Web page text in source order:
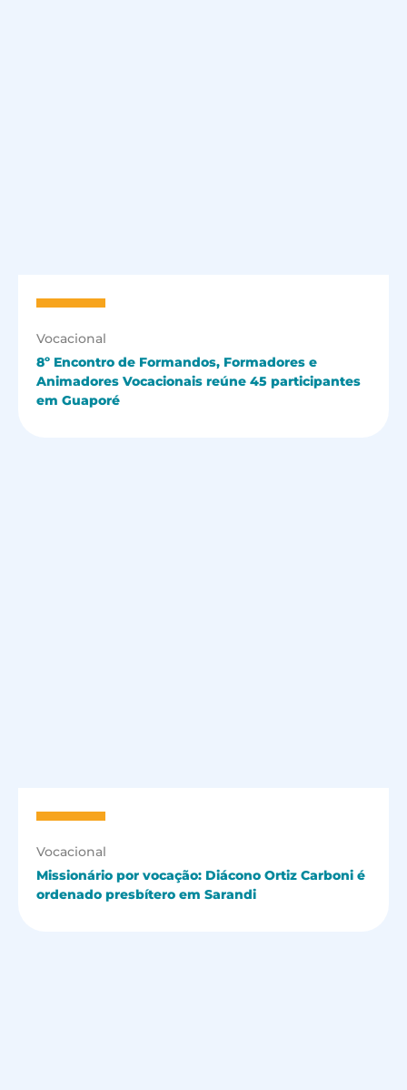
Vocacional
8º Encontro de Formandos, Formadores e
Animadores Vocacionais reúne 45 participantes
em Guaporé
Vocacional
Missionário por vocação: Diácono Ortiz Carboni é
ordenado presbítero em Sarandi